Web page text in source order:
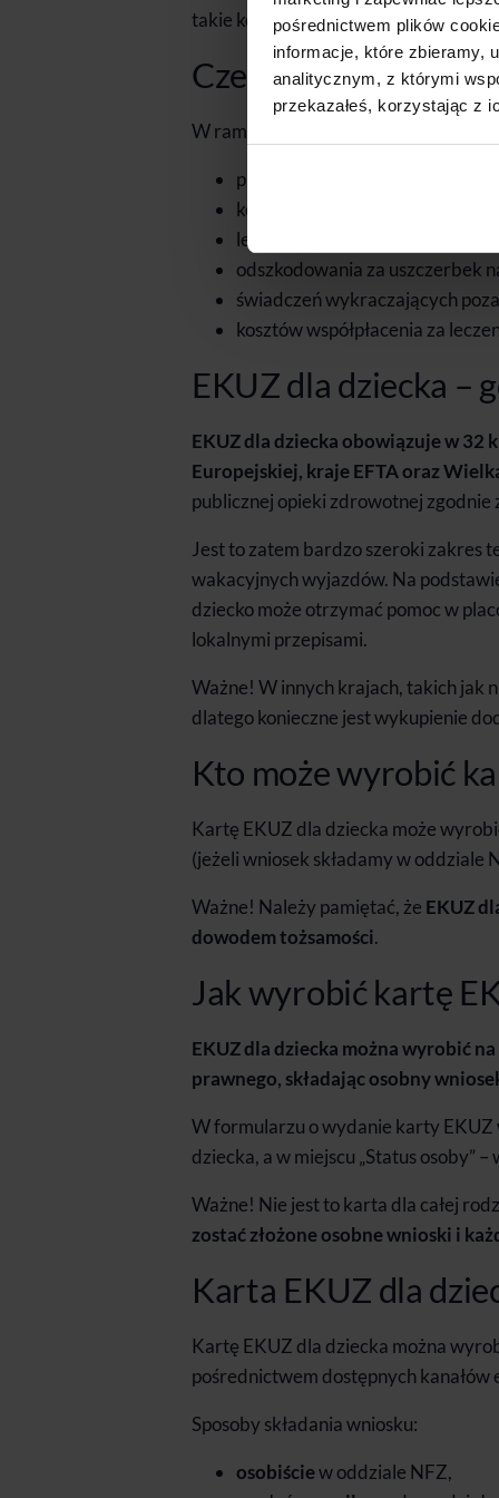
pośrednictwem plików
informacje, które zbieramy,
analitycznym, z którymi
przekazałeś, korzystając z
takie koszty.
Czego EKUZ dla
W ramach karty nie można liczyć na
planowanych zabiegów i operacji,
kosztów transportu medycznego
leczenia w prywatnych
odszkodowania za uszczerbek
świadczeń wykraczających
kosztów współpłacenia za
EKUZ dla dziecka –
EKUZ dla dziecka obowiązuje w 32
Europejskiej, kraje EFTA oraz
publicznej opieki zdrowotnej
Jest to zatem bardzo szeroki zakres
wakacyjnych wyjazdów. Na
dziecko może otrzymać pomoc w
lokalnymi przepisami.
Ważne! W innych krajach, takich jak
dlatego konieczne jest wykupienie
Kto może wyrobić
Kartę EKUZ dla dziecka może
(jeżeli wniosek składamy w oddziale
Ważne! Należy pamiętać, że EKUZ
dowodem tożsamości.
Jak wyrobić kartę
EKUZ dla dziecka można wyrobić
prawnego, składając osobny
W formularzu o wydanie karty EKUZ
dziecka, a w miejscu „Status osoby”
Ważne! Nie jest to karta dla całej
zostać złożone osobne wnioski i
Karta EKUZ dla
Kartę EKUZ dla dziecka można
pośrednictwem dostępnych kanałów
Sposoby składania wniosku:
osobiściew oddziale NFZ,